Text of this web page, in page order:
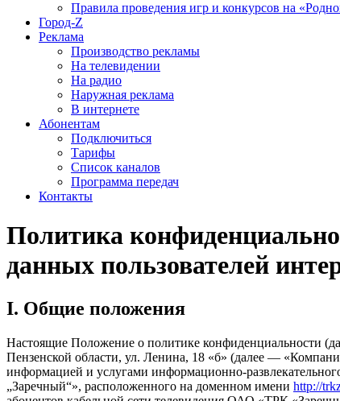
Правила проведения игр и конкурсов на
Город-Z
Реклама
Производство рекламы
На телевидении
На радио
Наружная реклама
В интернете
Абонентам
Подключиться
Тарифы
Список каналов
Программа передач
Контакты
Политика
данных пользователей
I. Общие положения
Настоящие Положение о политике конфиденциальности
Пензенской области, ул. Ленина, 18 «б» (далее —
информацией и услугами информационно-
„Заречный“», расположенного на доменном имени http://